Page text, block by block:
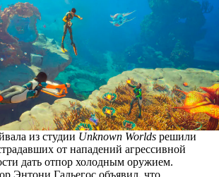
из студии Unknown Worlds решили
от нападений агрессивной
дать отпор холодным оружием.
Энтони Гальегос объявил, что